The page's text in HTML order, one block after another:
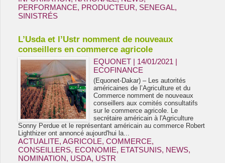
PERFORMANCE, PRODUCTEUR, SENEGAL,
SINISTRÉS
L’Usda et l’Ustr nomment de nouveaux
conseillers en commerce agricole
EQUONET | 14/01/2021 |
ECOFINANCE
(Equonet-Dakar) – Les autorités
américaines de l’Agriculture et du
Commerce nomment de nouveaux
conseillers aux comités consultatifs
sur le commerce agricole. Le
secrétaire américain à l'Agriculture
Sonny Perdue et le représentant américain au commerce Robert
Lighthizer ont annoncé aujourd'hui la...
ACTUALITE, AGRICOLE, COMMERCE,
CONSEILLERS, ECONOMIE, ETATSUNIS, NEWS,
NOMINATION, USDA, USTR